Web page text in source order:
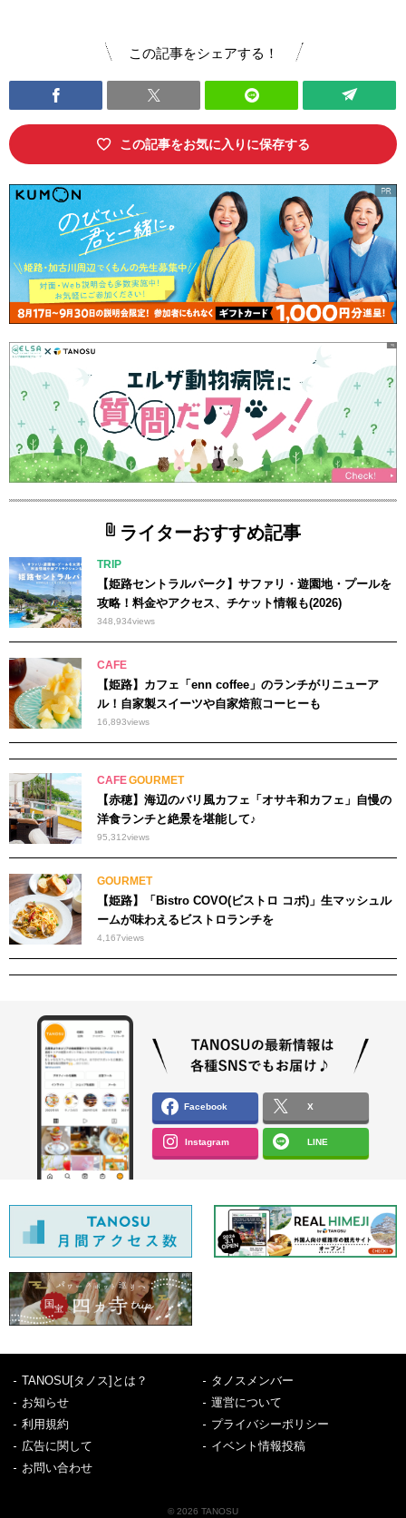
この記事をシェアする！
この記事をお気に入りに保存する
ライターおすすめ記事
TRIP
【姫路セントラルパーク】サファリ・遊園地・プールを
攻略！料金やアクセス、チケット情報も(2026)
348,934views
CAFE
【姫路】カフェ「enn coffee」のランチがリニューア
ル！自家製スイーツや自家焙煎コーヒーも
16,893views
CAFEGOURMET
【赤穂】海辺のバリ風カフェ「オサキ和カフェ」自慢の
洋食ランチと絶景を堪能して♪
95,312views
GOURMET
【姫路】「Bistro COVO(ビストロ コボ)」生マッシュル
ームが味わえるビストロランチを
4,167views
Facebook X
Instagram LINE
TANOSU[タノス]とは？
タノスメンバー
お知らせ
運営について
利用規約
プライバシーポリシー
広告に関して
イベント情報投稿
お問い合わせ
© 2026 TANOSU